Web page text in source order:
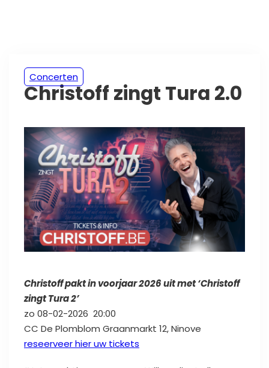
Concerten
Christoff zingt Tura 2.0
Christoff pakt in voorjaar 2026 uit met ‘Christoff
zingt Tura 2’
zo 08-02-2026 20:00
CC De Plomblom Graanmarkt 12, Ninove
reseerveer hier uw tickets